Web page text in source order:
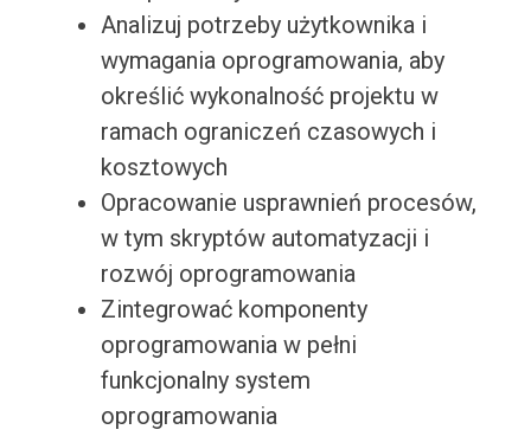
Analizuj potrzeby użytkownika i
wymagania oprogramowania, aby
określić wykonalność projektu w
ramach ograniczeń czasowych i
kosztowych
Opracowanie usprawnień procesów,
w tym skryptów automatyzacji i
rozwój oprogramowania
Zintegrować komponenty
oprogramowania w pełni
funkcjonalny system
oprogramowania